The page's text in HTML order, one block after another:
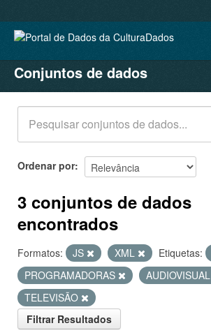
CONJUNTOS DE DADOS
ORGANIZAÇÕES
GRUPOS
SOBRE
Conjuntos de dados
Ordenar por
3 conjuntos de dados
encontrados
Formatos: JS XML Etiquetas:
PROGRAMADORAS
AUDIOVISUAL
TELEVISÃO
Filtrar Resultados